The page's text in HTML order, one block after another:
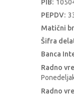
PIB:
PEPDV:
Matični
Šifra
Banca
Radno
Radno